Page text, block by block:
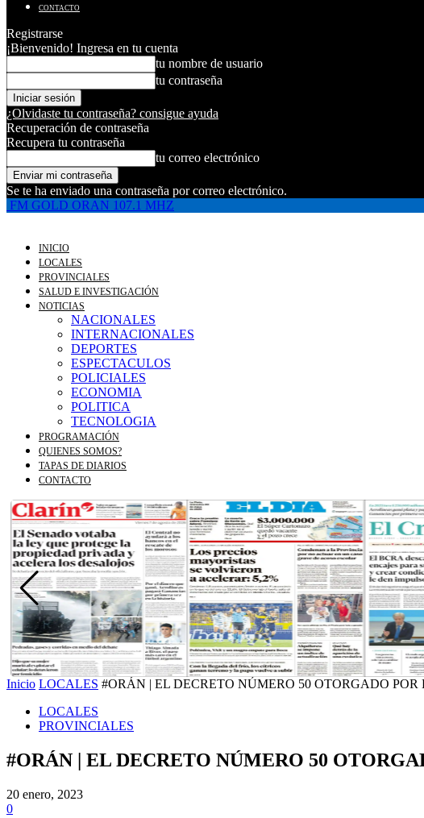
CONTACTO
Registrarse
¡Bienvenido! Ingresa en tu cuenta
tu nombre de usuario
tu contraseña
¿Olvidaste tu contraseña? consigue ayuda
Recuperación de contraseña
Recupera tu contraseña
tu correo electrónico
Se te ha enviado una contraseña por correo electrónico.
FM GOLD ORAN 107.1 MHZ
INICIO
LOCALES
PROVINCIALES
SALUD E INVESTIGACIÓN
NOTICIAS
NACIONALES
INTERNACIONALES
DEPORTES
ESPECTACULOS
POLICIALES
ECONOMIA
POLITICA
TECNOLOGIA
PROGRAMACIÓN
QUIENES SOMOS?
TAPAS DE DIARIOS
CONTACTO
Inicio LOCALES #ORÁN | EL DECRETO NÚMERO 50 OTORGADO
LOCALES
PROVINCIALES
#ORÁN | EL DECRETO NÚMERO 50
20 enero, 2023
0